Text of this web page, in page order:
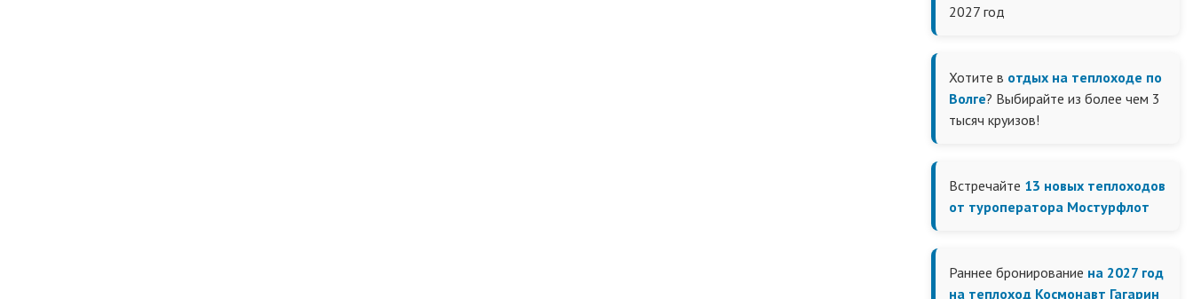
2027 год
Хотите в отдых на теплоходе по
Волге? Выбирайте из более чем 3
тысяч круизов!
Встречайте 13 новых теплоходов
от туроператора Мостурфлот
Раннее бронирование на 2027 год
на теплоход Космонавт Гагарин